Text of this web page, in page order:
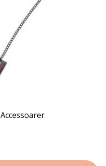
Accessoarer